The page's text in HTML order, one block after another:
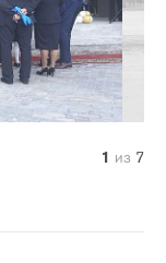
1 из 7
2 из 7
3 из 7
4 из 7
5 из 7
6 из 7
7 из 7